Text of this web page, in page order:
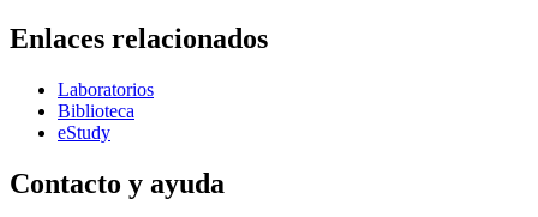
Enlaces relacionados
Laboratorios
Biblioteca
eStudy
Contacto y ayuda